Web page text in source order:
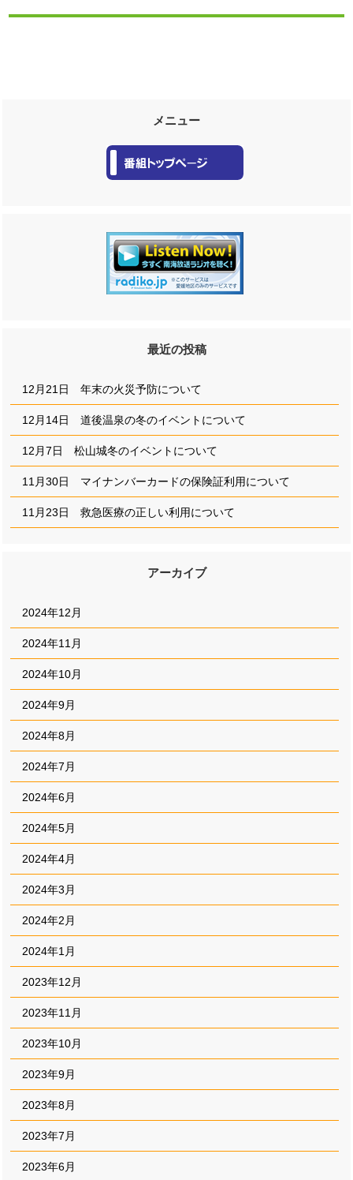
メニュー
最近の投稿
12月21日 年末の火災予防について
12月14日 道後温泉の冬のイベントについて
12月7日 松山城冬のイベントについて
11月30日 マイナンバーカードの保険証利用について
11月23日 救急医療の正しい利用について
アーカイブ
2024年12月
2024年11月
2024年10月
2024年9月
2024年8月
2024年7月
2024年6月
2024年5月
2024年4月
2024年3月
2024年2月
2024年1月
2023年12月
2023年11月
2023年10月
2023年9月
2023年8月
2023年7月
2023年6月